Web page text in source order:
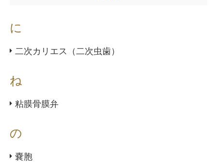
に
二次カリエス（二次虫歯）
ね
粘膜骨膜弁
の
嚢胞